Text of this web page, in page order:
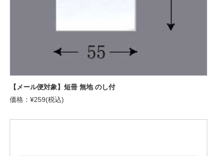
【メール便対象】短冊 無地 のし付
価格：¥259(税込)